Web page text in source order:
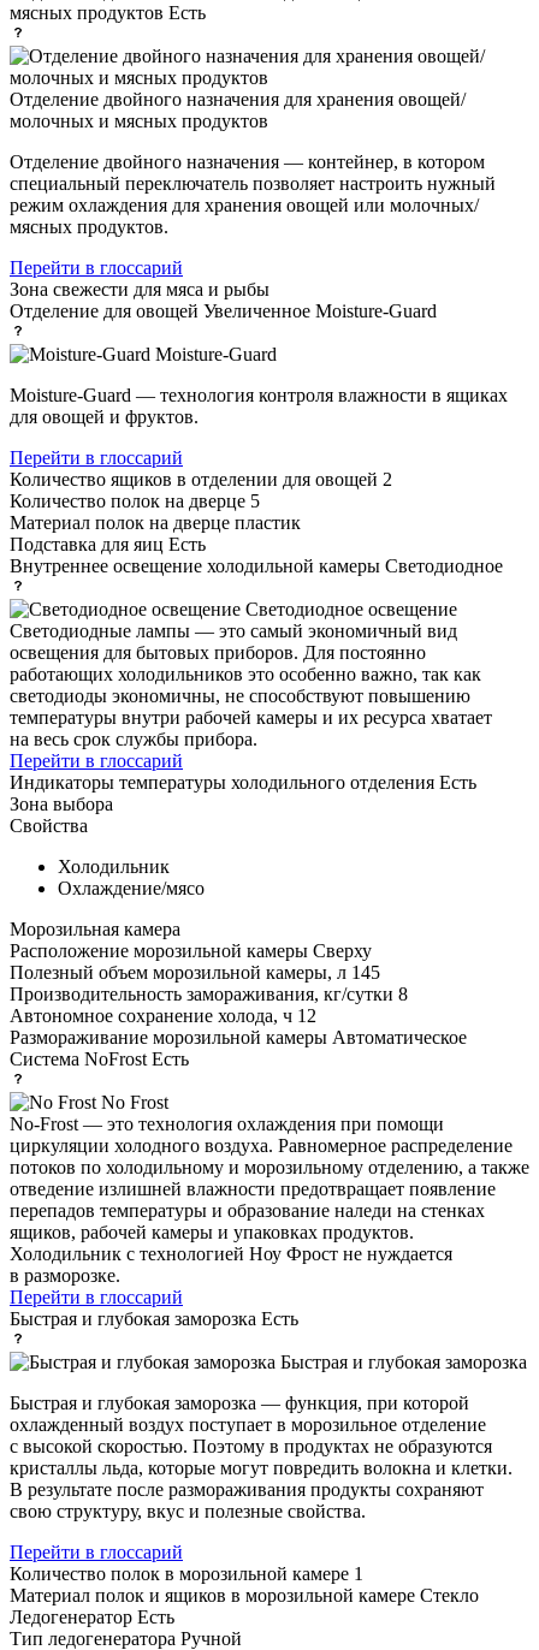
мясных продуктов Есть
Отделение двойного назначения для хранения овощей/
молочных и мясных продуктов
Отделение двойного назначения — контейнер, в котором
специальный переключатель позволяет настроить нужный
режим охлаждения для хранения овощей или молочных/
мясных продуктов.
Перейти в глоссарий
Зона свежести для мяса и рыбы
Отделение для овощей Увеличенное Moisture-Guard
Moisture-Guard
Moisture-Guard — технология контроля влажности в ящиках
для овощей и фруктов.
Перейти в глоссарий
Количество ящиков в отделении для овощей 2
Количество полок на дверце 5
Материал полок на дверце пластик
Подставка для яиц Есть
Внутреннее освещение холодильной камеры Светодиодное
Светодиодное освещение
Светодиодные лампы — это самый экономичный вид
освещения для бытовых приборов. Для постоянно
работающих холодильников это особенно важно, так как
светодиоды экономичны, не способствуют повышению
температуры внутри рабочей камеры и их ресурса хватает
на весь срок службы прибора.
Перейти в глоссарий
Индикаторы температуры холодильного отделения Есть
Зона выбора
Свойства
Холодильник
Охлаждение/мясо
Морозильная камера
Расположение морозильной камеры Сверху
Полезный объем морозильной камеры, л 145
Производительность замораживания, кг/сутки 8
Автономное сохранение холода, ч 12
Размораживание морозильной камеры Автоматическое
Система NoFrost Есть
No Frost
No-Frost — это технология охлаждения при помощи
циркуляции холодного воздуха. Равномерное распределение
потоков по холодильному и морозильному отделению, а также
отведение излишней влажности предотвращает появление
перепадов температуры и образование наледи на стенках
ящиков, рабочей камеры и упаковках продуктов.
Холодильник с технологией Ноу Фрост не нуждается
в разморозке.
Перейти в глоссарий
Быстрая и глубокая заморозка Есть
Быстрая и глубокая заморозка
Быстрая и глубокая заморозка — функция, при которой
охлажденный воздух поступает в морозильное отделение
с высокой скоростью. Поэтому в продуктах не образуются
кристаллы льда, которые могут повредить волокна и клетки.
В результате после размораживания продукты сохраняют
свою структуру, вкус и полезные свойства.
Перейти в глоссарий
Количество полок в морозильной камере 1
Материал полок и ящиков в морозильной камере Стекло
Ледогенератор Есть
Тип ледогенератора Ручной